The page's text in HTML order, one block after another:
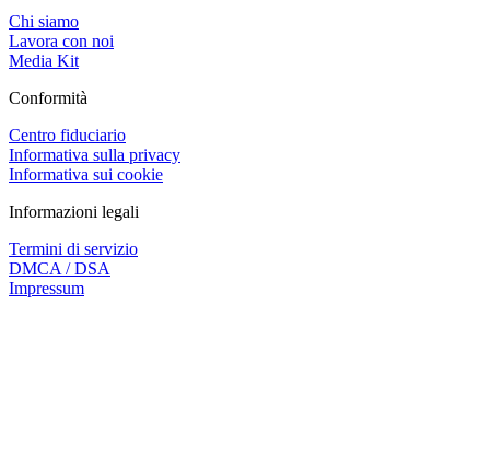
Chi siamo
Lavora con noi
Media Kit
Conformità
Centro fiduciario
Informativa sulla privacy
Informativa sui cookie
Informazioni legali
Termini di servizio
DMCA / DSA
Impressum